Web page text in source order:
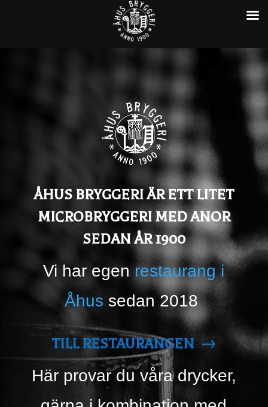
ÅHUS BRYGGERI ÄR ETT LITET
MICROBRYGGERI MED ANOR
SEDAN ÅR 1900
Vi har egenrestaurang i
Åhus sedan 2018
TILL RESTAURANGEN →
Här provar du våra drycker,